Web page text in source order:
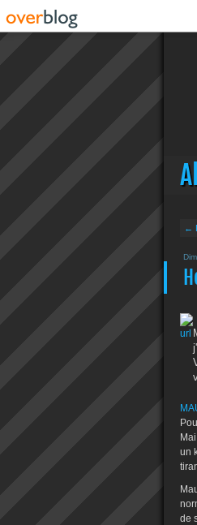
←
un
de